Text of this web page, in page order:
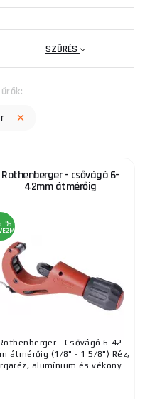
SZŰRÉS
Rothenberger - csővágó 6-
42mm átmérőig
%
- Csővágó 6-42
átmérőig (1/8" - 1 5/8") Réz,
alumínium és vékony ...